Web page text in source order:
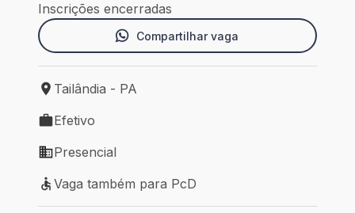
Inscrições encerradas
Compartilhar vaga
Local de trabalho: Tailândia - PA
Tailândia - PA
Tipo de vaga: Efetivo
Efetivo
Modelo de trabalho: Presencial
Presencial
Vaga também para PcD
Vaga também para PcD